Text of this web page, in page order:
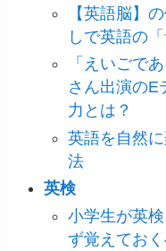
【英語脳】
しで英語の
「えいごで
さん出演のE
力とは？
英語を自然
法
英検
小学生が英
ず覚えてお